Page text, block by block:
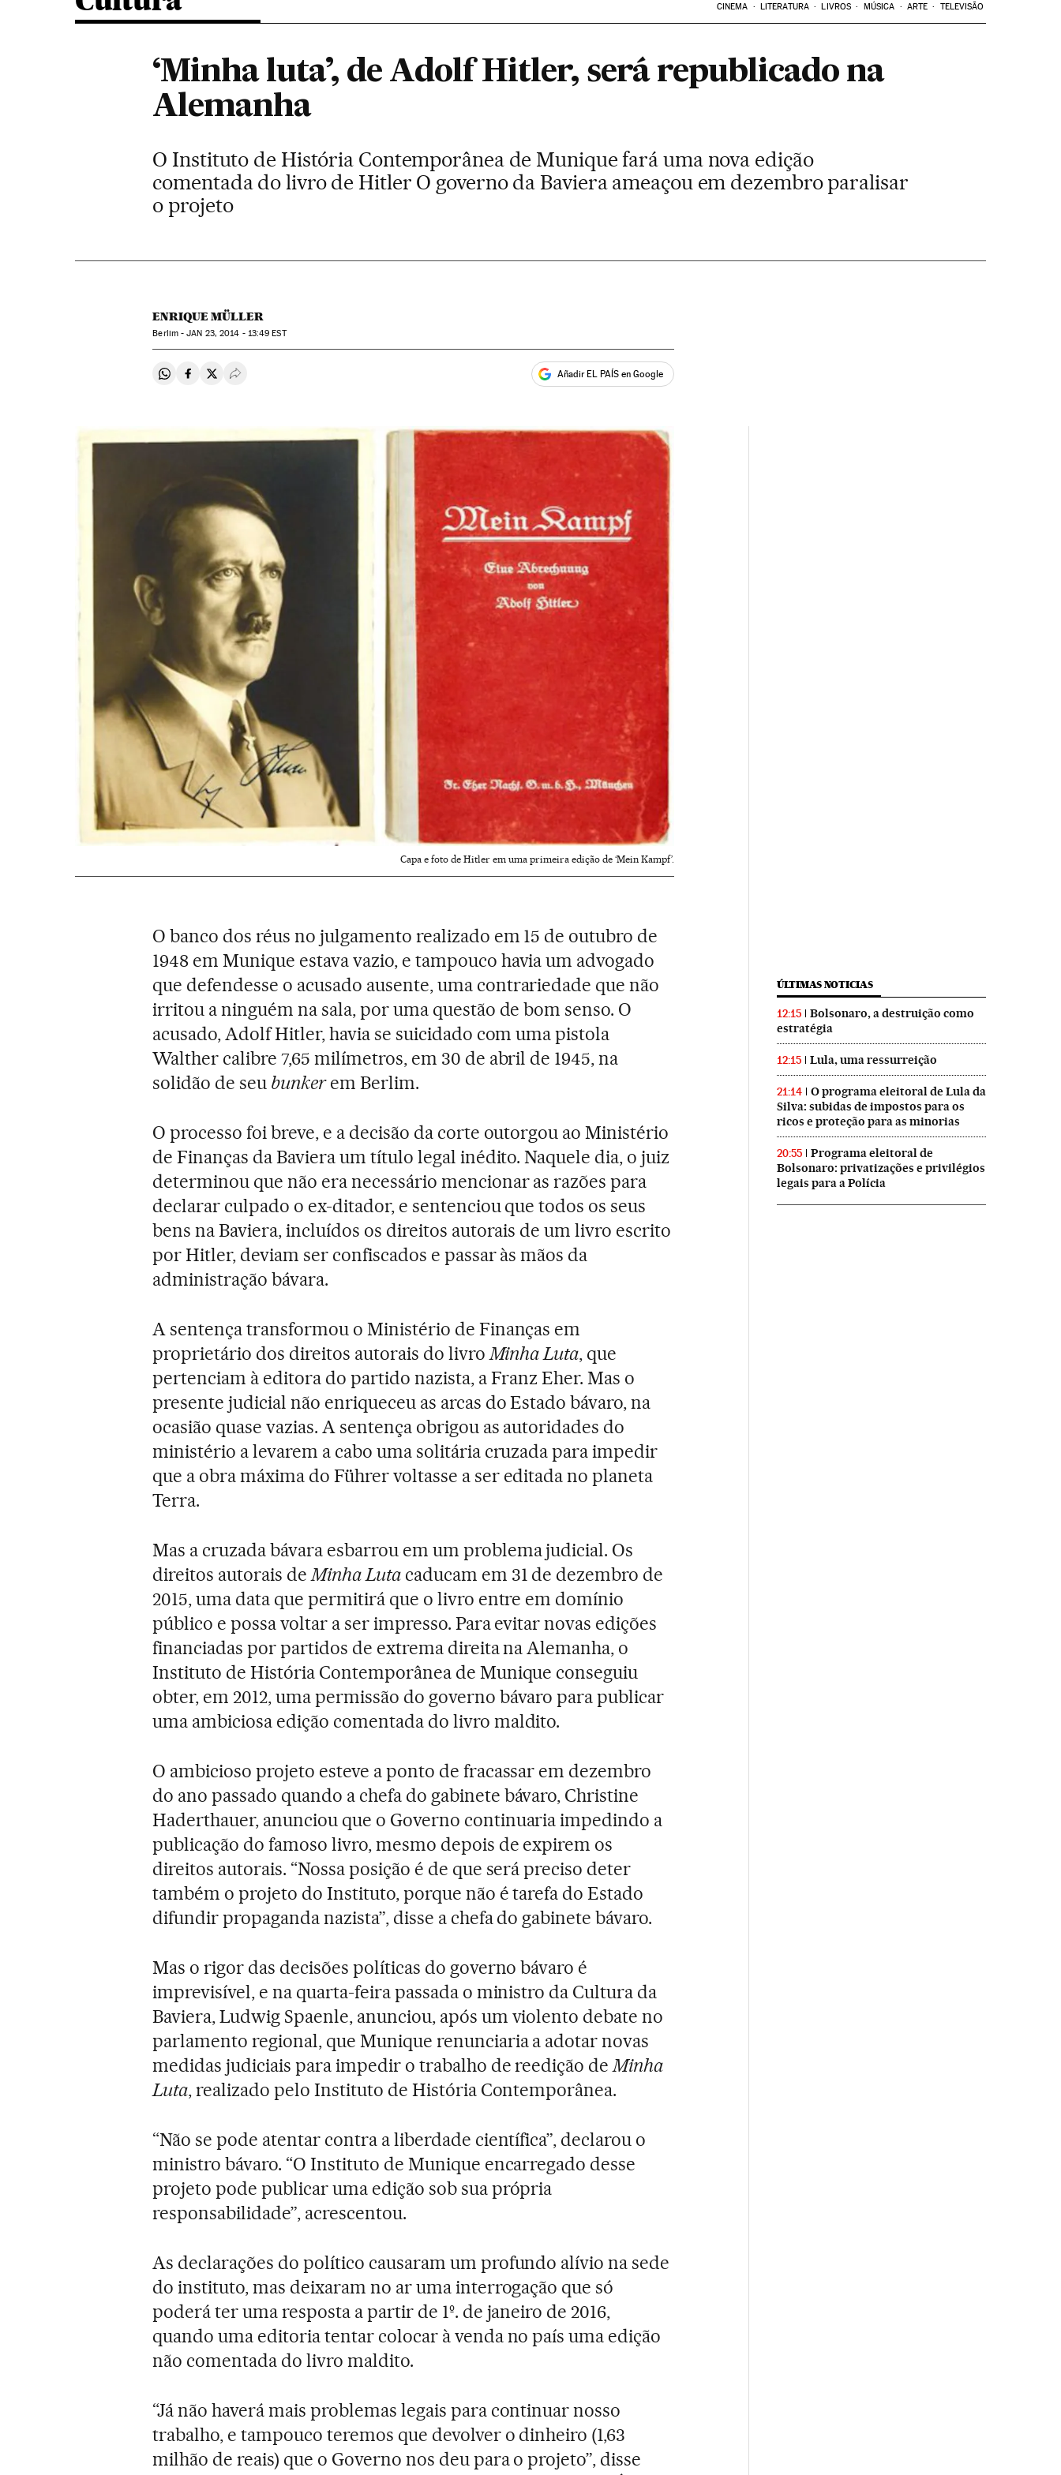
CINEMA LITERATURA LIVROS MÚSICA ARTE TELEVISÃO
‘Minha luta’, de Adolf Hitler, será republicado na
Alemanha
O Instituto de História Contemporânea de Munique fará uma nova edição
comentada do livro de Hitler O governo da Baviera ameaçou em dezembro paralisar
o projeto
ENRIQUE MÜLLER
Berlim -JAN 23, 2014 - 13:49 EST
Compartir en Whatsapp
Compartir en Facebook
Compartir en Twitter
Desplegar Redes Sociales Añadir EL PAÍS en Google
Capa e foto de Hitler em uma primeira edição de ‘Mein Kampf’.
O banco dos réus no julgamento realizado em 15 de outubro de
1948 em Munique estava vazio, e tampouco havia um advogado
que defendesse o acusado ausente, uma contrariedade que não
irritou a ninguém na sala, por uma questão de bom senso. O
acusado, Adolf Hitler, havia se suicidado com uma pistola
Walther calibre 7,65 milímetros, em 30 de abril de 1945, na
solidão de seu bunkerem Berlim.
O processo foi breve, e a decisão da corte outorgou ao Ministério
de Finanças da Baviera um título legal inédito. Naquele dia, o juiz
determinou que não era necessário mencionar as razões para
declarar culpado o ex-ditador, e sentenciou que todos os seus
bens na Baviera, incluídos os direitos autorais de um livro escrito
por Hitler, deviam ser confiscados e passar às mãos da
administração bávara.
A sentença transformou o Ministério de Finanças em
proprietário dos direitos autorais do livroMinha Luta, que
pertenciam à editora do partido nazista, a Franz Eher. Mas o
presente judicial não enriqueceu as arcas do Estado bávaro, na
ocasião quase vazias. A sentença obrigou as autoridades do
ministério a levarem a cabo uma solitária cruzada para impedir
que a obra máxima do Führer voltasse a ser editada no planeta
Terra.
Mas a cruzada bávara esbarrou em um problema judicial. Os
direitos autorais deMinha Lutacaducam em 31 de dezembro de
2015, uma data que permitirá que o livro entre em domínio
público e possa voltar a ser impresso. Para evitar novas edições
financiadas por partidos de extrema direita na Alemanha, o
Instituto de História Contemporânea de Munique conseguiu
obter, em 2012, uma permissão do governo bávaro para publicar
uma ambiciosa edição comentada do livro maldito.
O ambicioso projeto esteve a ponto de fracassar em dezembro
do ano passado quando a chefa do gabinete bávaro, Christine
Haderthauer, anunciou que o Governo continuaria impedindo a
publicação do famoso livro, mesmo depois de expirem os
direitos autorais. “Nossa posição é de que será preciso deter
também o projeto do Instituto, porque não é tarefa do Estado
difundir propaganda nazista”, disse a chefa do gabinete bávaro.
Mas o rigor das decisões políticas do governo bávaro é
imprevisível, e na quarta-feira passada o ministro da Cultura da
Baviera, Ludwig Spaenle, anunciou, após um violento debate no
parlamento regional, que Munique renunciaria a adotar novas
medidas judiciais para impedir o trabalho de reedição deMinha
Luta, realizado pelo Instituto de História Contemporânea.
“Não se pode atentar contra a liberdade científica”, declarou o
ministro bávaro. “O Instituto de Munique encarregado desse
projeto pode publicar uma edição sob sua própria
responsabilidade”, acrescentou.
As declarações do político causaram um profundo alívio na sede
do instituto, mas deixaram no ar uma interrogação que só
poderá ter uma resposta a partir de 1º. de janeiro de 2016,
quando uma editoria tentar colocar à venda no país uma edição
não comentada do livro maldito.
“Já não haverá mais problemas legais para continuar nosso
trabalho, e tampouco teremos que devolver o dinheiro (1,63
milhão de reais) que o Governo nos deu para o projeto”, disse
ÚLTIMAS NOTICIAS
12:15
Bolsonaro, a destruição como
estratégia
12:15 Lula, uma ressurreição
21:14
O programa eleitoral de Lula da
Silva: subidas de impostos para os
ricos e proteção para as minorias
20:55
Programa eleitoral de
Bolsonaro: privatizações e privilégios
legais para a Polícia